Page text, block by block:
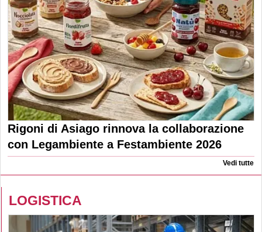
Rigoni di Asiago rinnova la collaborazione
con Legambiente a Festambiente 2026
Vedi tutte
LOGISTICA